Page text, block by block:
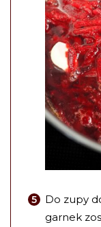
Do zupy
garnek